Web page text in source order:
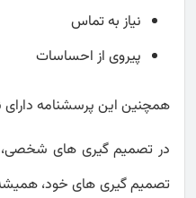
نیاز به تماس
پیروی از احساسات
همچنین این پرسشنامه دارای
در تصمیم گیری های
تصمیم گیری های خود،